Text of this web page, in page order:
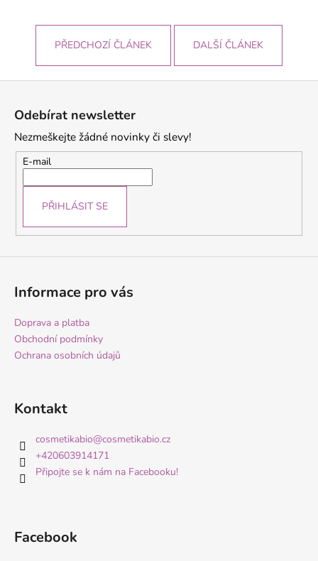
PŘEDCHOZÍ ČLÁNEK DALŠÍ ČLÁNEK
Odebírat newsletter
Nezmeškejte žádné novinky či slevy!
E-mail
PŘIHLÁSIT SE
Informace pro vás
Doprava a platba
Obchodní podmínky
Ochrana osobních údajů
Kontakt
cosmetikabio@cosmetikabio.cz
+420603914171
Připojte se k nám na Facebooku!
Facebook